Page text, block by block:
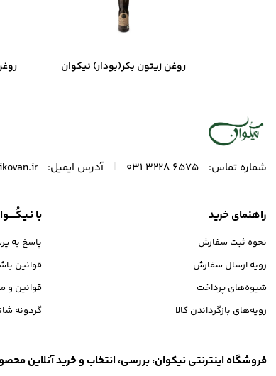
روغن زیتون بکر(بودار) نیکوان
شماره تماس: 6575 3228 031 آدرس ایمیل:
راهنمای خرید
نحوه ثبت سفارش
رویه ارسال سفارش
شیوه‌های پرداخت
رویه‌های بازگرداندن کالا
با
پاسخ به
قوانین
قوانین و
گردونه
فروشگاه اینترنتی نیکوان، بررسی، انتخاب و خرید آنلاین